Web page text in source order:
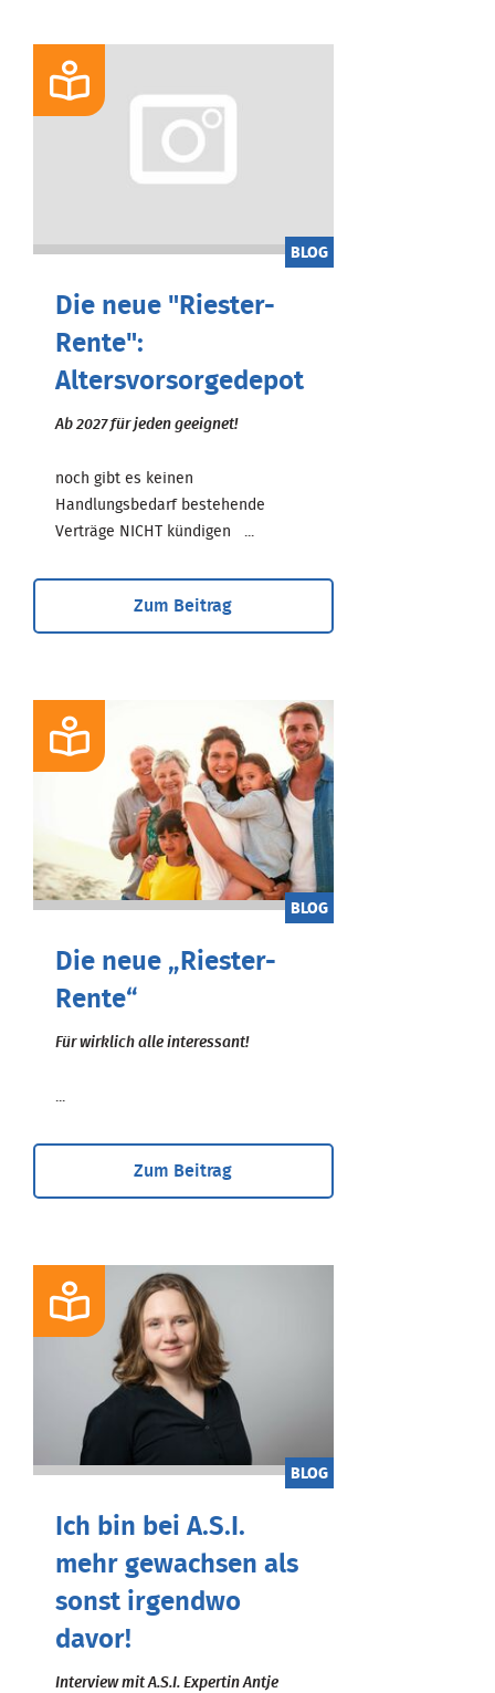
BLOG
Die neue "Riester-
Rente":
Altersvorsorgedepot
Ab 2027 für jeden geeignet!
noch gibt es keinen
Handlungsbedarf bestehende
Verträge NICHT kündigen ...
Zum Beitrag
BLOG
Die neue „Riester-
Rente“
Für wirklich alle interessant!
...
Zum Beitrag
BLOG
Ich bin bei A.S.I.
mehr gewachsen als
sonst irgendwo
davor!
Interview mit A.S.I. Expertin Antje